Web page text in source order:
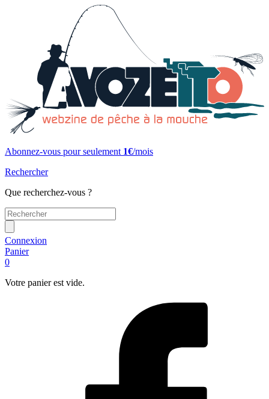
Abonnez-vous pour seulement 1€/mois
Rechercher
Que recherchez-vous ?
Connexion
Panier
0
Votre panier est vide.